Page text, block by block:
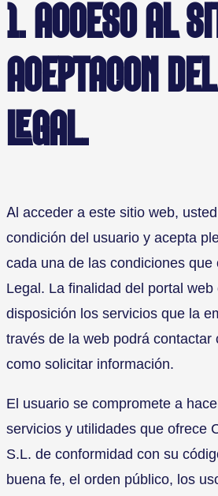
1. ACCESO AL
ACEPTACION
LEGAL.
Al acceder a este sitio web,
condición del usuario y acepta
cada una de las condiciones
Legal. La finalidad del portal
disposición los servicios que la
través de la web podrá contactar
como solicitar información.
El usuario se compromete a
servicios y utilidades que ofrece
S.L. de conformidad con su
buena fe, el orden público, los